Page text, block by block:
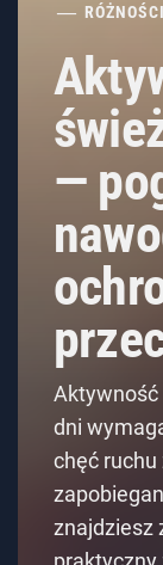
RÓŻNOŚCI
—
Aktywność
dni
chęć ruchu
znajdziesz